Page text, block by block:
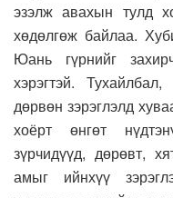
эзэлж авахын тулд
хөдөлгөж байлаа.
Юань гүрнийг
хэрэгтэй.
дөрвөн зэрэглэлд
хоёрт өнгөт
зүрчидүүд, дөрөвт,
амыг ийнхүү